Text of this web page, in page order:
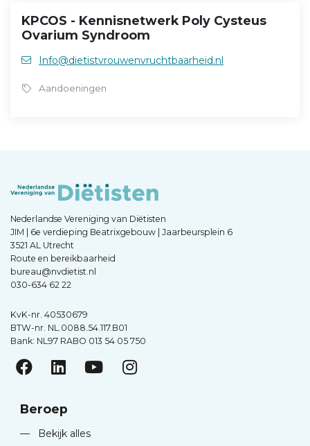
KPCOS - Kennisnetwerk Poly Cysteus
Ovarium Syndroom
Info@dietistvrouwenvruchtbaarheid.nl
Aandoeningen
Nederlandse Vereniging van Diëtisten
JIM | 6e verdieping Beatrixgebouw | Jaarbeursplein 6
3521 AL Utrecht
Route en bereikbaarheid
bureau@nvdietist.nl
030-634 62 22
KvK-nr. 40530679
BTW-nr. NL.0088.54.117.B01
Bank: NL97 RABO 013 54 05 750
Beroep
—
Bekijk alles